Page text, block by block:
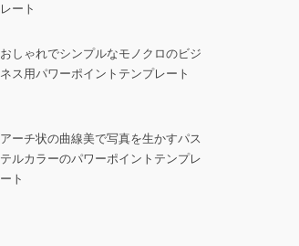
レート
おしゃれでシンプルなモノクロのビジ
ネス用パワーポイントテンプレート
アーチ状の曲線美で写真を生かすパス
テルカラーのパワーポイントテンプレ
ート